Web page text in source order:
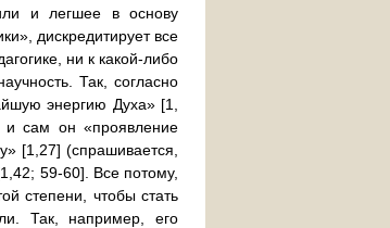
и легшее в основу
дискредитирует все
ни к какой-либо
Так, согласно
энергию Духа» [1,
и сам он «проявление
[1,27] (спрашивается,
59-60]. Все потому,
степени, чтобы стать
Так, например, его